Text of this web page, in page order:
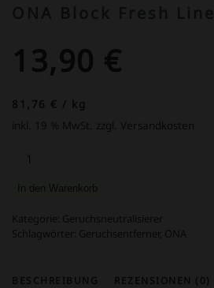
13,90 €
81,76 € / kg
inkl. 19 % MwSt.
zzgl. Versandkosten
Block
Menge
In den Warenkorb
Kategorie: Geruchsneutralisierer
Schlagwörter: Geruchsentferner , ONA
BESCHREIBUNG REZENSIONEN (0)